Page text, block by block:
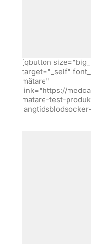
[qbutton
target="_self"
mätare"
link="https://
matare-test-